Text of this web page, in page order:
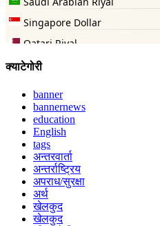
क्याटेगोरी
banner
bannernews
education
English
tags
अन्तरवार्ता
अन्तर्राष्ट्रिय
अपराध/सुरक्षा
अर्थ
खेलकुद
खेलकुद